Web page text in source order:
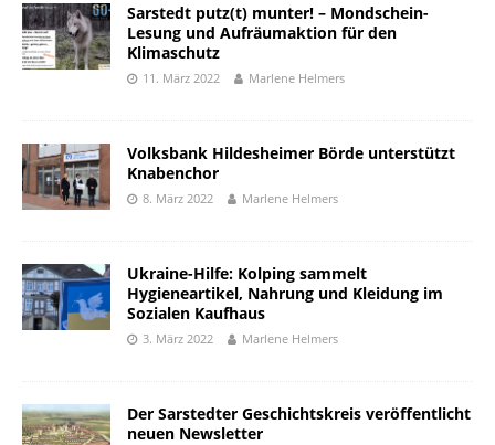
Sarstedt putz(t) munter! – Mondschein-
Lesung und Aufräumaktion für den
Klimaschutz
11. März 2022 Marlene Helmers
Volksbank Hildesheimer Börde unterstützt
Knabenchor
8. März 2022 Marlene Helmers
Ukraine-Hilfe: Kolping sammelt
Hygieneartikel, Nahrung und Kleidung im
Sozialen Kaufhaus
3. März 2022 Marlene Helmers
Der Sarstedter Geschichtskreis veröffentlicht
neuen Newsletter